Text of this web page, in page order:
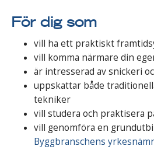
För dig som
vill ha ett praktiskt
vill komma närmare din
är intresserad av snickeri
uppskattar både
tekniker
vill studera och praktisera
vill genomföra en
Byggbranschens